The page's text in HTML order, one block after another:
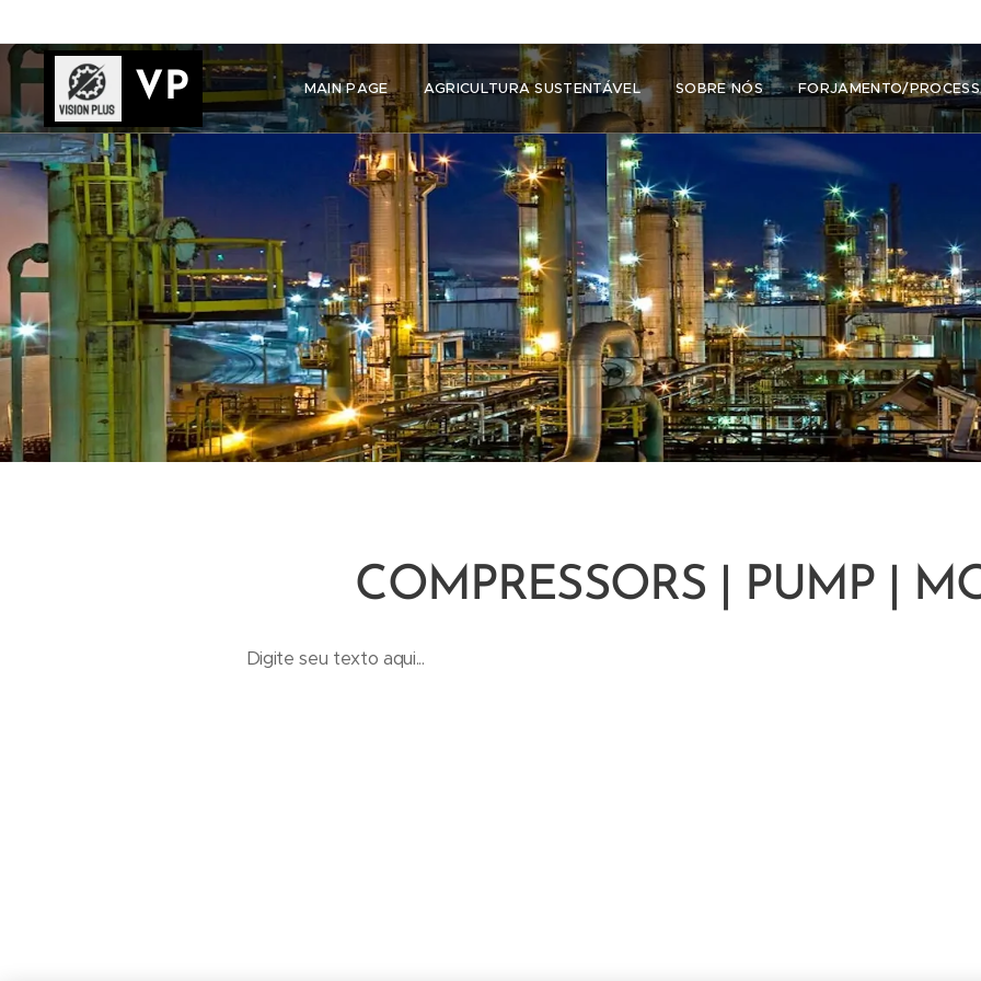
VP MAIN PAGE AGRICULTURA SUSTENTÁVEL SOBRE NÓS FORJAMENTO/
COMPRESSORS | PUMP |
Digite seu texto aqui...